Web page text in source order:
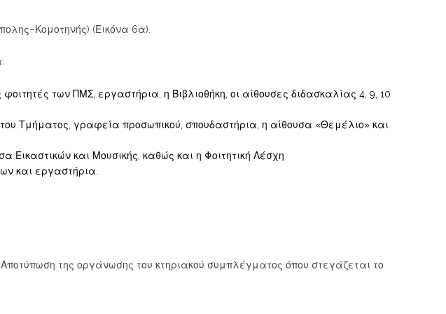
(Εικόνα 6α).
των ΠΜΣ, εργαστήρια, η Βιβλιοθήκη, οι αίθουσες διδασκαλίας 4, 9, 10
Τμήματος, γραφεία προσωπικού, σπουδαστήρια, η αίθουσα «Θεμέλιο» και
και Μουσικής, καθώς και η Φοιτητική Λέσχη
και εργαστήρια.
της οργάνωσης του κτηριακού συμπλέγματος όπου στεγάζεται το